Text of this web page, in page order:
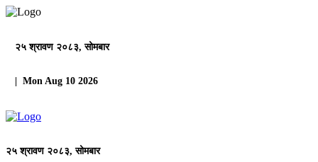
२५ श्रावण २०८३, सोमबार
| Mon Aug 10 2026
२५ श्रावण २०८३, सोमबार